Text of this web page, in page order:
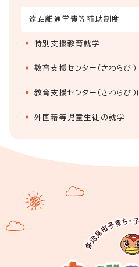
遠距離通学費等補助制度
特別支援教育就学
教育支援センター（さわらび）
教育支援センター（さわらび
外国籍等児童生徒の就学